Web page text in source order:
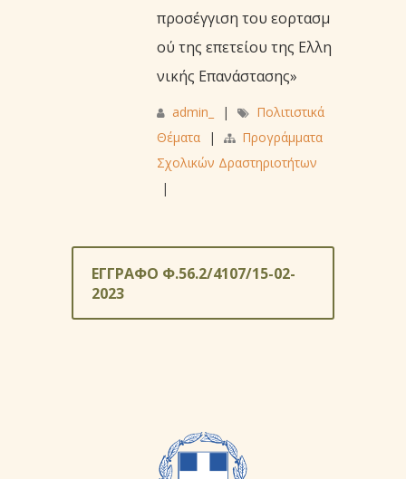
προσέγγιση του εορτασμ
ού της επετείου της Ελλη
νικής Επανάστασης»
admin_ |
Πολιτιστικά
Θέματα
|
Προγράμματα
Σχολικών Δραστηριοτήτων
|
ΕΓΓΡΑΦΟ Φ.56.2/4107/15-02-
2023